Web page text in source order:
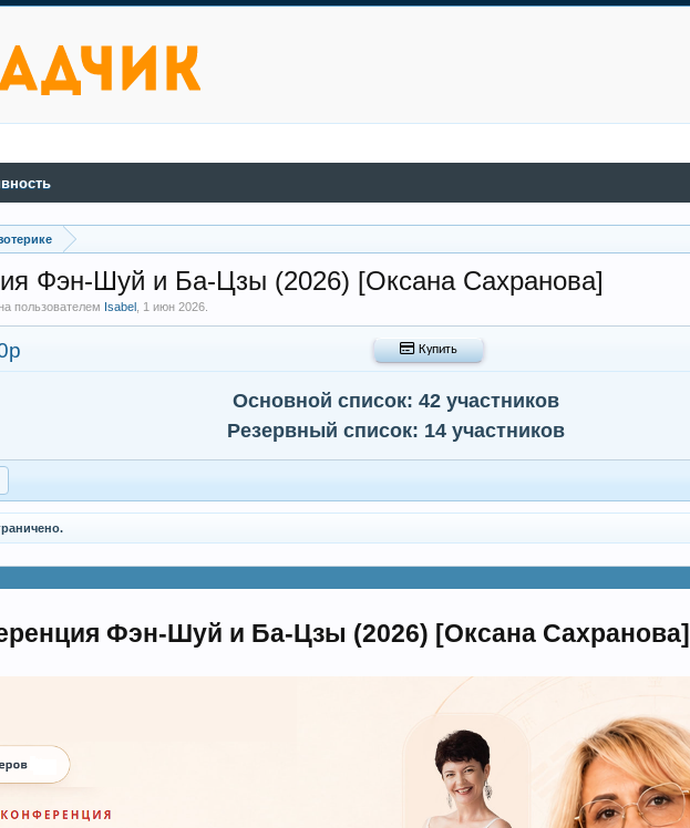
Фэн-Шуй и Ба-Цзы (2026) [Оксана Сахранова]
пользователем Isabel 1 июн 2026
 Купить
Основной список: 42 участников
Резервный список: 14 участников
Фэн-Шуй и Ба-Цзы (2026) [Оксана Сахранова]